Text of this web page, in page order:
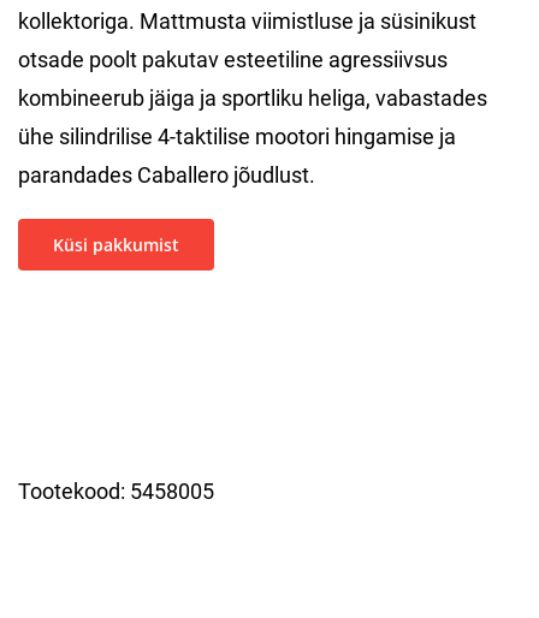
kollektoriga. Mattmusta viimistluse ja süsinikust
otsade poolt pakutav esteetiline agressiivsus
kombineerub jäiga ja sportliku heliga, vabastades
ühe silindrilise 4-taktilise mootori hingamise ja
parandades Caballero jõudlust.
Küsi pakkumist
Tootekood: 5458005